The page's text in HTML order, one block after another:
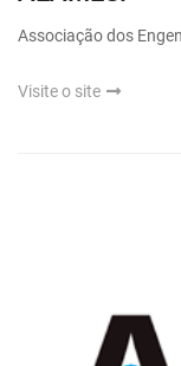
Associação dos
Visite o site